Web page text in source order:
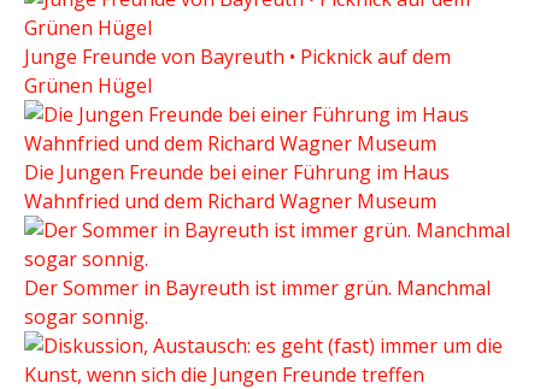
Junge Freunde von Bayreuth • Picknick auf dem
Grünen Hügel
Die Jungen Freunde bei einer Führung im Haus
Wahnfried und dem Richard Wagner Museum
Der Sommer in Bayreuth ist immer grün. Manchmal
sogar sonnig.